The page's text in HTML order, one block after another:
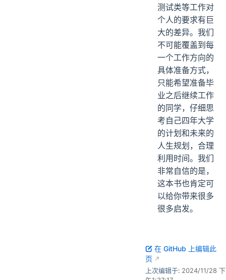
测试类等工作对
个人的要求有巨
大的差异。我们
不可能覆盖到每
一个工作方向的
具体准备方式，
只能希望准备毕
业之后继续工作
的同学，仔细思
考自己四年大学
的计划和未来的
人生规划，合理
利用时间。我们
非常自信的是，
这本书也肯定可
以给你带来很多
很多启发。
在 GitHub 上编辑此
页
上次编辑于: 2024/11/28 下